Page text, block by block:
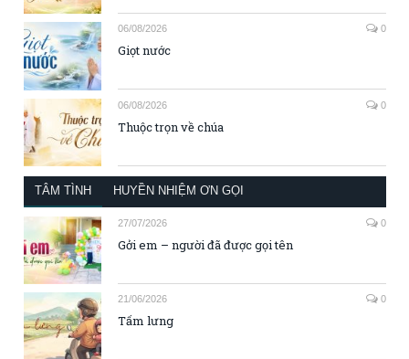
06/08/2026 0
Giọt nước
06/08/2026 0
Thuộc trọn về chúa
TÂM TÌNH HUYỀN NHIỆM ƠN GỌI
27/07/2026 0
Gởi em – người đã được gọi tên
21/06/2026 0
Tấm lưng